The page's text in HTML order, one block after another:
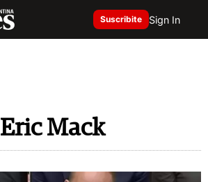
Suscribite Sign In
Eric Mack